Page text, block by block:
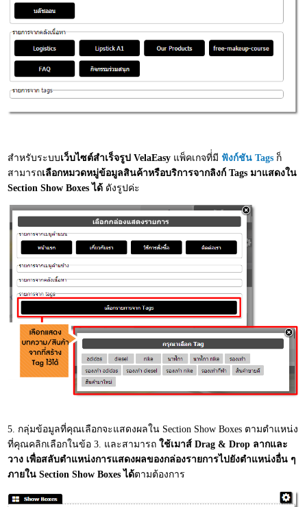
สำหรับระบบเว็บไซต์สำเร็จรูป VelaEasy แพ็คเกจที่่มี ฟังก์ชัน Tags ก็
สามารถเลือกหมวดหมู่ข้อมูลสินค้าหรือบริการจากลิงก์ Tags มาแสดงใน
Section Show Boxes ได้ ดังรูปค่ะ
5. กลุ่มข้อมูลที่คุณเลือกจะแสดงผลใน Section Show Boxes ตามตำแหน่ง
ที่คุณคลิกเลือกในข้อ 3. และสามารถ ใช้เมาส์Drag & Drop ลากและ
วาง เพื่อสลับตำแหน่งการแสดงผลของกล่องรายการไปยังตำแหน่งอื่น ๆ
ภายใน Section Show Boxes ได้ตามต้องการ